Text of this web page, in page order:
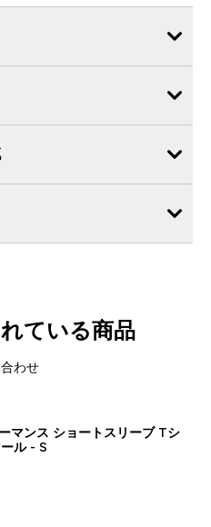
ている商品
わせ
マンス ショートスリーブ Tシ
ル - S